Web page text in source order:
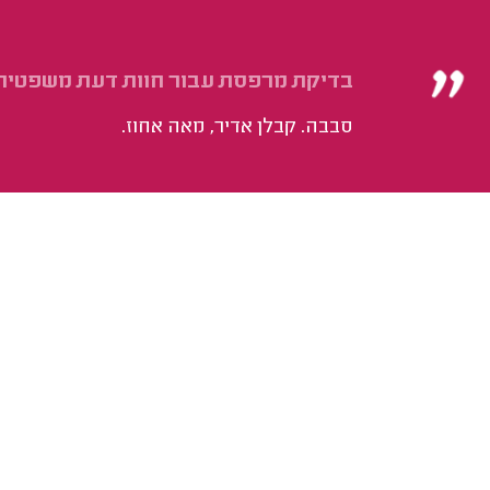
בדיקת מרפסת עבור חוות דעת
סבבה. קבלן אדיר, מאה אחוז.